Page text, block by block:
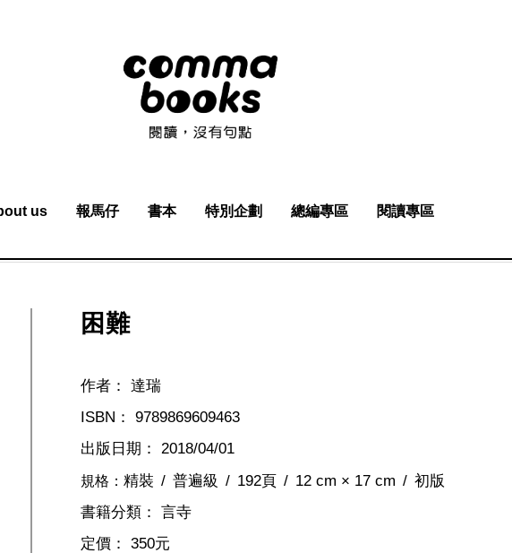
us 報馬仔 書本 特別企劃 總編專區 閱讀專區
困難
作者： 達瑞
ISBN： 9789869609463
出版日期： 2018/04/01
規格： 精裝 普遍級 192頁 12 cm × 17 cm
初版
書籍分類： 言寺
定價： 350元